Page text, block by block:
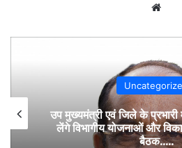
उप मुख्यमंत्री एवं जिले के
लेंगे विभागीय योजनाओं और
बैठक…..